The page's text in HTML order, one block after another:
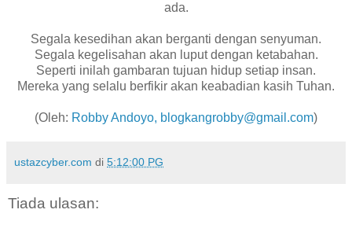
ada.
Segala kesedihan akan berganti dengan senyuman.
Segala kegelisahan akan luput dengan ketabahan.
Seperti inilah gambaran tujuan hidup setiap insan.
Mereka yang selalu berfikir akan keabadian kasih Tuhan.
(Oleh: Robby Andoyo, blogkangrobby@gmail.com)
ustazcyber.com di 5:12:00 PG
Tiada ulasan: